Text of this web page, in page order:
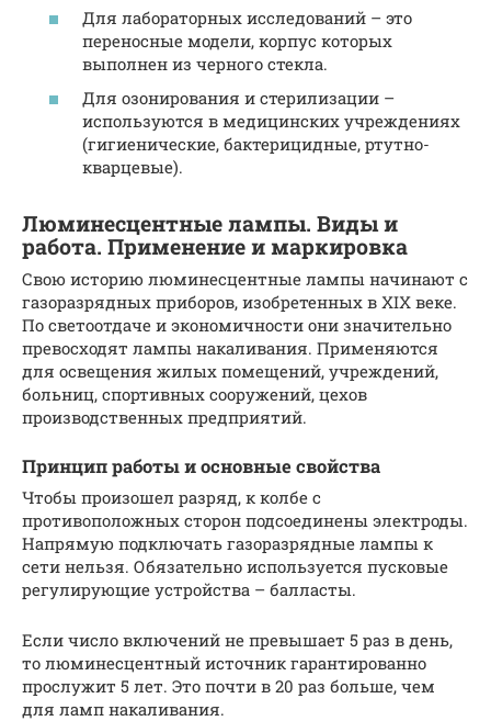
Для лабораторных исследований – это
переносные модели, корпус которых
выполнен из черного стекла.
Для озонирования и стерилизации –
используются в медицинских учреждениях
(гигиенические, бактерицидные, ртутно-
кварцевые).
Люминесцентные лампы. Виды и
работа. Применение и маркировка
Свою историю люминесцентные лампы начинают с
газоразрядных приборов, изобретенных в XIX веке.
По светоотдаче и экономичности они значительно
превосходят лампы накаливания. Применяются
для освещения жилых помещений, учреждений,
больниц, спортивных сооружений, цехов
производственных предприятий.
Принцип работы и основные свойства
Чтобы произошел разряд, к колбе с
противоположных сторон подсоединены электроды.
Напрямую подключать газоразрядные лампы к
сети нельзя. Обязательно используется пусковые
регулирующие устройства – балласты.
Если число включений не превышает 5 раз в день,
то люминесцентный источник гарантированно
прослужит 5 лет. Это почти в 20 раз больше, чем
для ламп накаливания.